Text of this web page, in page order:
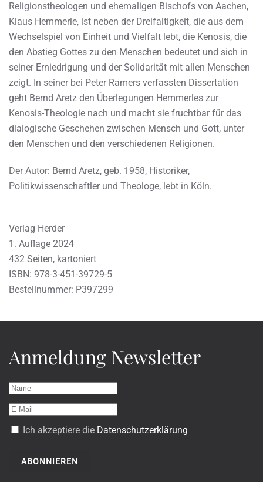
Religionstheologen und ehemaligen Bischofs von Aachen,
Klaus Hemmerle, ist neben der Dreifaltigkeit, die aus dem
Wechselspiel von Einheit und Vielfalt lebt, die Kenosis, die
den Abstieg Gottes zu den Menschen bedeutet und sich in
seiner Erniedrigung und der Solidarität mit allen Menschen
zeigt. In seiner bei Peter Ramers verfassten Dissertation
geht Bernd Aretz den Überlegungen Hemmerles zur
Kenosis-Theologie nach und macht sie fruchtbar für das
dialogische Geschehen zwischen Mensch und Gott, unter
den Menschen und den verschiedenen Religionen.
Der Autor: Bernd Aretz, geb. 1958, Historiker,
Politikwissenschaftler und Theologe, lebt in Köln.
Verlag Herder
1. Auflage 2024
432 Seiten, kartoniert
ISBN: 978-3-451-39729-5
Bestellnummer: P397299
Anmeldung Newsletter
Ich akzeptiere die Datenschutzerklärung
ABONNIEREN